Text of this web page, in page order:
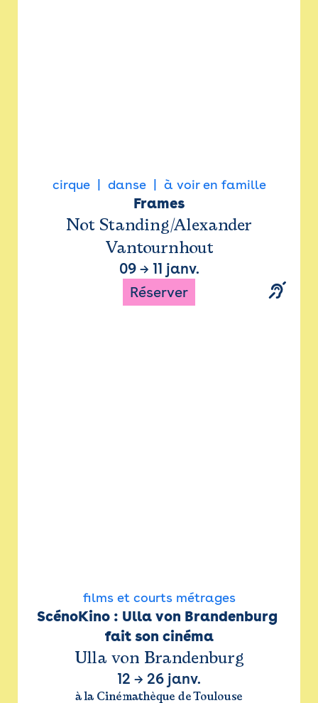
cirque danse à voir en famille
Frames
Not Standing/Alexander
Vantournhout
09→ 11 janv.
Réserver
films et courts métrages
ScénoKino : Ulla von Brandenburg
fait son cinéma
Ulla von Brandenburg
12 → 26 janv.
à la Cinémathèque de Toulouse